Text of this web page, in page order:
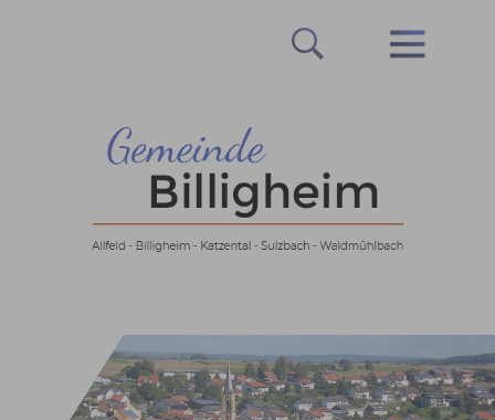
Prev Next